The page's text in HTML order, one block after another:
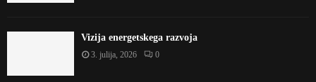
Vizija energetskega razvoja
3. julija, 2026 0